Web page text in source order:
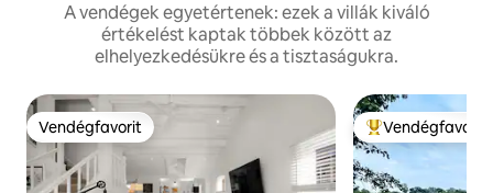
A vendégek egyetértenek: ezek a villák kiváló
értékelést kaptak többek között az
elhelyezkedésükre és a tisztaságukra.
Vendégfavorit
Vendégfavorit Kiemelt
Vendégfavorit